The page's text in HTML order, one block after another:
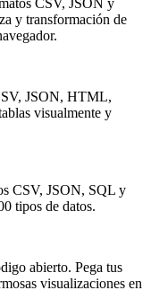
CSV, JSON y
y transformación de
JSON, HTML,
visualmente y
CSV, JSON, SQL y
tipos de datos.
abierto. Pega tus
visualizaciones en